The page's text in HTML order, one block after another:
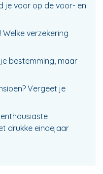
je voor op de voor- en
Welke verzekering
bestemming, maar
Vergeet je
drukke eindejaar